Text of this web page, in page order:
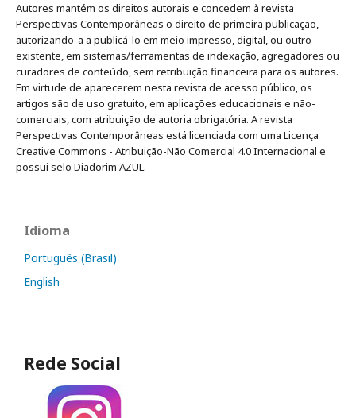
Autores mantém os direitos autorais e concedem à revista
Perspectivas Contemporâneas o direito de primeira publicação,
autorizando-a a publicá-lo em meio impresso, digital, ou outro
existente, em sistemas/ferramentas de indexação, agregadores ou
curadores de conteúdo, sem retribuição financeira para os autores.
Em virtude de aparecerem nesta revista de acesso público, os
artigos são de uso gratuito, em aplicações educacionais e não-
comerciais, com atribuição de autoria obrigatória. A revista
Perspectivas Contemporâneas está licenciada com uma Licença
Creative Commons - Atribuição-Não Comercial 4.0 Internacional e
possui selo Diadorim AZUL.
Idioma
Português (Brasil)
English
Rede Social